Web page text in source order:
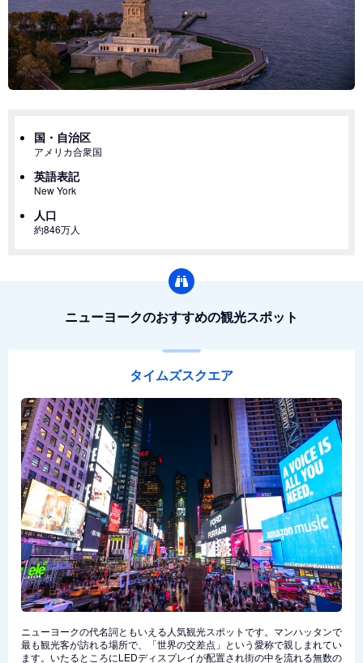
国・自治区
アメリカ合衆国
英語表記
New York
人口
約846万人
ニューヨークのおすすめの観光スポット
タイムズスクエア
ニューヨークの代名詞ともいえる人気観光スポットです。マンハッタンで
最も観光客が訪れる場所で、「世界の交差点」という愛称で親しまれてい
ます。いたるところにLEDディスプレイが配置され街の中を流れる無数の